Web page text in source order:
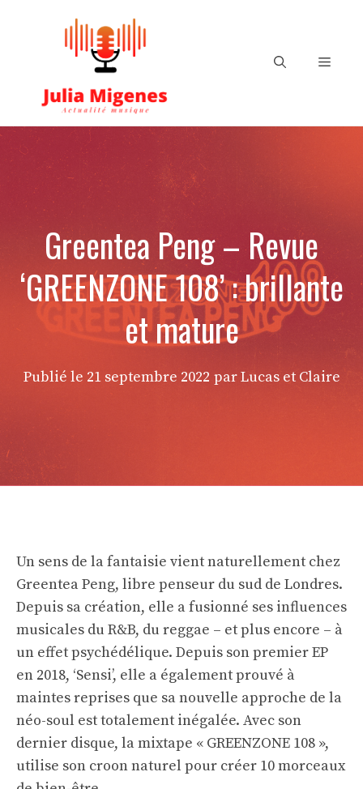
Menu
Greentea Peng – Revue
‘GREENZONE 108’ : brillante
et mature
Publié le 21 septembre 2022 par Lucas et Claire
Un sens de la fantaisie vient naturellement chez
Greentea Peng, libre penseur du sud de Londres.
Depuis sa création, elle a fusionné ses influences
musicales du R&B, du reggae – et plus encore – à
un effet psychédélique. Depuis son premier EP
en 2018, ‘Sensi’, elle a également prouvé à
maintes reprises que sa nouvelle approche de la
néo-soul est totalement inégalée. Avec son
dernier disque, la mixtape « GREENZONE 108 »,
utilise son croon naturel pour créer 10 morceaux